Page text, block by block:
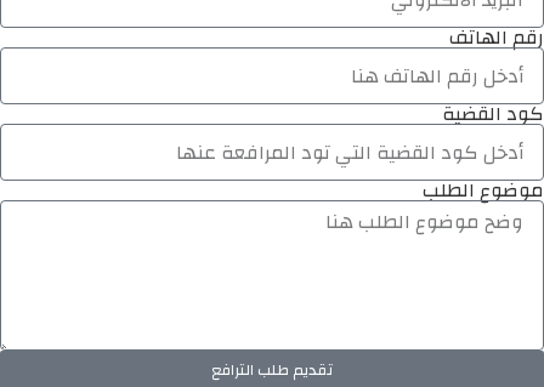
رقم الهاتف
كود القضية
موضوع الطلب
تقديم طلب الترافع